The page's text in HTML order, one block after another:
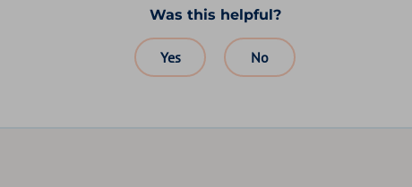
Was this helpful?
Yes No